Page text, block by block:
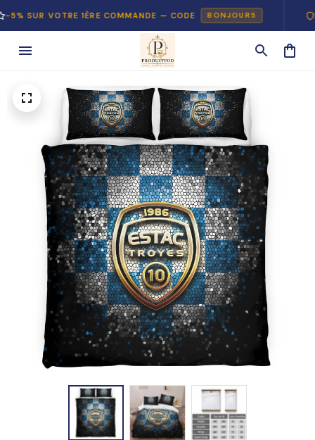
VOTRE 1ÈRE COMMANDE — CODE BONJOUR5